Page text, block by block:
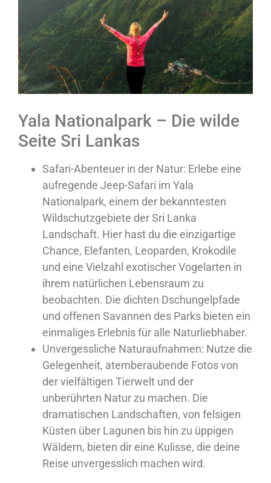
Yala Nationalpark – Die wilde
Seite Sri Lankas
Safari-Abenteuer in der Natur: Erlebe eine
aufregende Jeep-Safari im Yala
Nationalpark, einem der bekanntesten
Wildschutzgebiete derSri Lanka
Landschaft. Hier hast du die einzigartige
Chance, Elefanten, Leoparden, Krokodile
und eine Vielzahl exotischer Vogelarten in
ihrem natürlichen Lebensraum zu
beobachten. Die dichten Dschungelpfade
und offenen Savannen des Parks bieten ein
einmaliges Erlebnis für alle Naturliebhaber.
Unvergessliche Naturaufnahmen: Nutze die
Gelegenheit, atemberaubende Fotos von
der vielfältigen Tierwelt und der
unberührten Natur zu machen. Die
dramatischen Landschaften, von felsigen
Küsten über Lagunen bis hin zu üppigen
Wäldern, bieten dir eine Kulisse, die deine
Reise unvergesslich machen wird.